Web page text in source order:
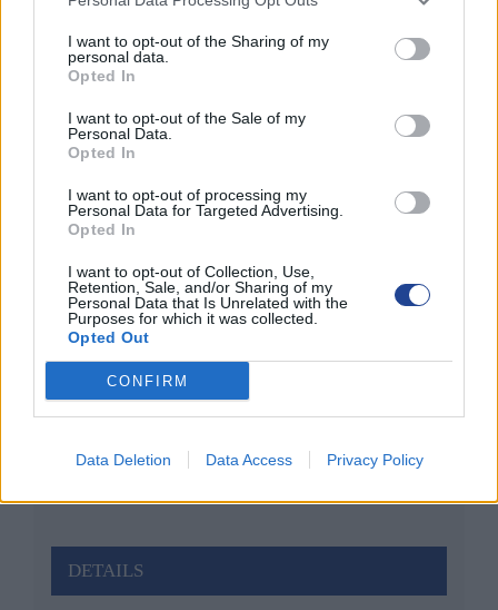
I want to opt-out of the Sharing of my
personal data.
Opted In
I want to opt-out of the Sale of my
Personal Data.
Opted In
I want to opt-out of processing my
Personal Data for Targeted Advertising.
Opted In
I want to opt-out of Collection, Use,
Retention, Sale, and/or Sharing of my
Personal Data that Is Unrelated with the
Purposes for which it was collected.
Opted Out
CONFIRM
Data Deletion Data Access Privacy Policy
Στη συνέχεια η οργάνωση παρέθεσε δεξίωση στους
βραβευθέντες, στις οικογένειες τους και στους
Add to calendar
FacebookTwitter
DETAILS